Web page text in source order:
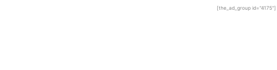
[the_ad_group id="4175"]